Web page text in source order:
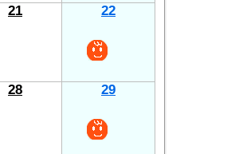
21 22
28 29